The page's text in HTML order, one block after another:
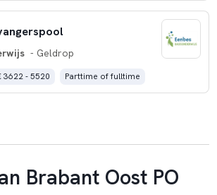
- Geldrop
3622 - 5520 Parttime of fulltime
Brabant Oost PO